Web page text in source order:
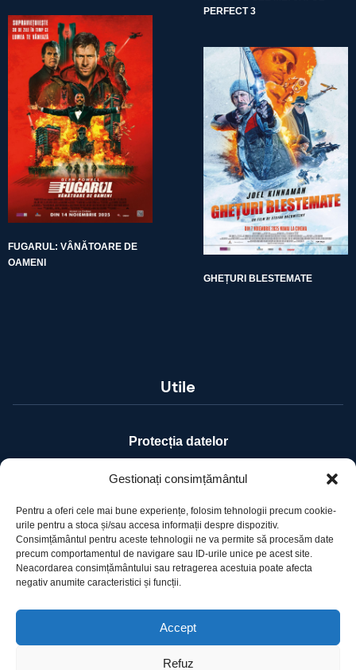
Gestionați consimțământul
Pentru a oferi cele mai bune experiențe, folosim tehnologii precum cookie-
urile pentru a stoca și/sau accesa informații despre dispozitiv.
Consimțământul pentru aceste tehnologii ne va permite să procesăm date
precum comportamentul de navigare sau ID-urile unice pe acest site.
Neacordarea consimțământului sau retragerea acestuia poate afecta
negativ anumite caracteristici și funcții.
Accept
Refuz
PERFECT 3
FUGARUL: VÂNĂTOARE DE
OAMENI
GHEȚURI BLESTEMATE
Utile
Protecția datelor
Declarație cookie-uri
Contact
Ro Image SRL
Strada Mihai Eminescu, nr. 142, et.7, ap. 23,
office@roimage.ro